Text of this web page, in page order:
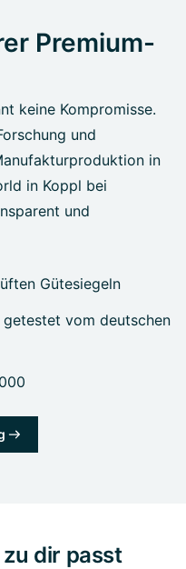
Premium-
keine Kompromisse.
und
in
in Koppl bei
und
Gütesiegeln
vom deutschen
dir passt